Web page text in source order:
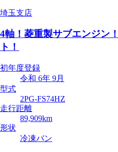
埼玉支店
4軸！菱重製サブエンジン
ト！
初年度登録
令和 6年 9月
型式
2PG-FS74HZ
走行距離
89,909km
形状
冷凍バン